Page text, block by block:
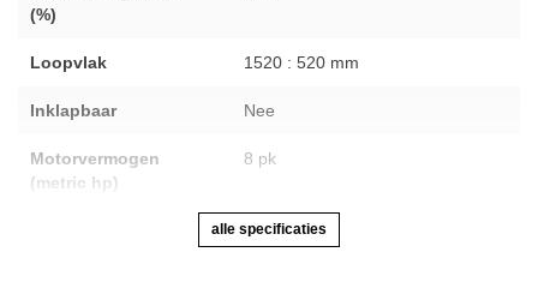
(%)
Loopvlak 1520 : 520 mm
Inklapbaar Nee
Motorvermogen
(metric hp)
8 pk
alle specificaties